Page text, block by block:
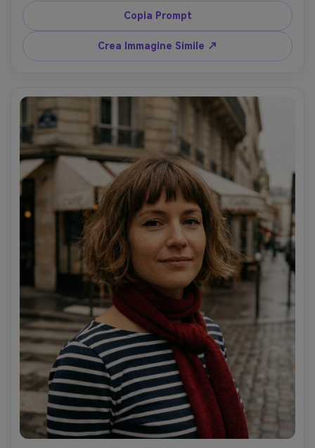
minimal luminosa, luce mattutina dalla finestra, Nikon Z6 II,
50mm f/1.8, composizione centrale, attaccatura capelli
visibile sotto la frangia, dettaglio delicato delle ciocche,
grading pulito chiaro --ar 4:5
Copia Prompt
Crea Immagine Simile ↗